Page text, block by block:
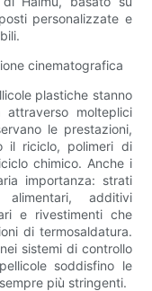
personalizzate e
cinematografica
plastiche stanno
molteplici
le prestazioni,
il riciclo, polimeri di
chimico. Anche i
importanza: strati
additivi
e rivestimenti che
di termosaldatura.
sistemi di controllo
soddisfino le
più stringenti.